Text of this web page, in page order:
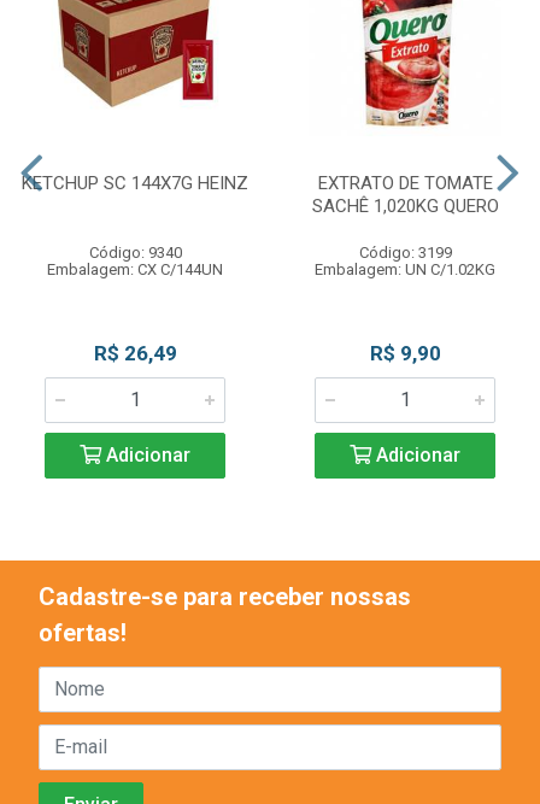
KETCHUP SC 144X7G HEINZ
Código: 9340
Embalagem: CX C/144UN
R$ 26,49
Adicionar
EXTRATO DE TOMATE
SACHÊ 1,020KG QUERO
Código: 3199
Embalagem: UN C/1.02KG
R$ 9,90
Adicionar
Cadastre-se para receber nossas
ofertas!